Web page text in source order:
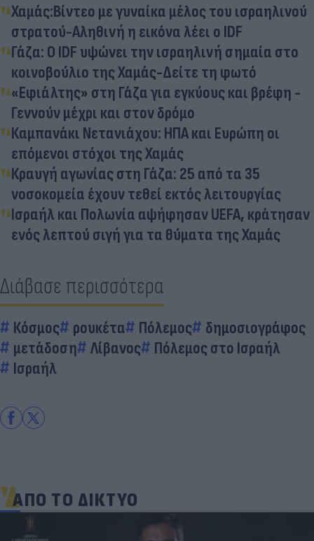
Χαμάς:Βίντεο με γυναίκα μέλος του ισραηλινού
στρατού-Αληθινή η εικόνα λέει ο IDF
Γάζα: Ο IDF υψώνει την ισραηλινή σημαία στο
κοινοβούλιο της Χαμάς-Δείτε τη φωτό
«Εφιάλτης» στη Γάζα για εγκύους και βρέφη -
Γεννούν μέχρι και στον δρόμο
Καμπανάκι Νετανιάχου: ΗΠΑ και Ευρώπη οι
επόμενοι στόχοι της Χαμάς
Κραυγή αγωνίας στη Γάζα: 25 από τα 35
νοσοκομεία έχουν τεθεί εκτός λειτουργίας
Ισραήλ και Πολωνία αψήφησαν UEFA, κράτησαν
ενός λεπτού σιγή για τα θύματα της Χαμάς
Διάβασε περισσότερα
Κόσμος ρουκέτα Πόλεμος
δημοσιογράφος
μετάδοση
Λίβανος
Πόλεμος στο Ισραήλ
Ισραήλ
ΑΠΟ ΤΟ ΔΙΚΤΥΟ